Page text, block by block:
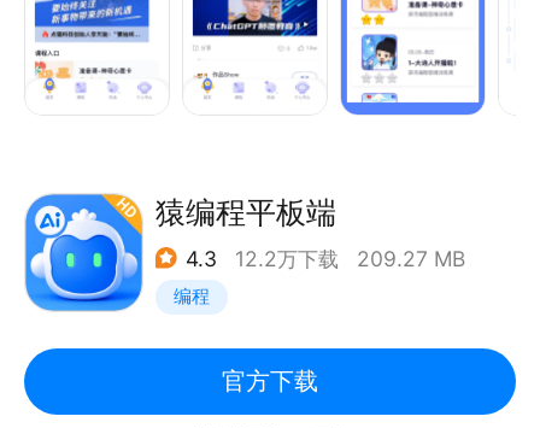
猿编程平板端
4.3 12.2万下载 209.27 MB
编程
官方下载